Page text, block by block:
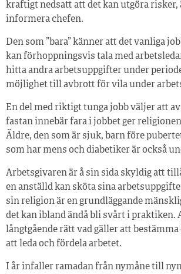
kraftigt nedsatt att det kan utgöra risker,
informera chefen.
Den som ”bara” känner att det vanliga
kan förhoppningsvis tala med
hitta andra arbetsuppgifter under
möjlighet till avbrott för vila under
En del med riktigt tunga jobb väljer att
fastan innebär fara i jobbet ger
Äldre, den som är sjuk, barn före
som har mens och diabetiker är också
Arbetsgivaren är å sin sida skyldig att
en anställd kan sköta sina
sin religion är en grundläggande
det kan ibland ändå bli svårt i praktiken.
långtgående rätt vad gäller att
att leda och fördela arbetet.
I år infaller ramadan från nymåne till